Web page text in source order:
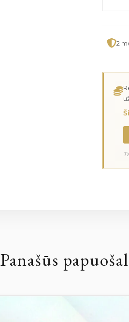
2
Panašūs